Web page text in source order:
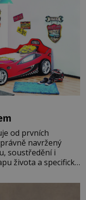
od prvních
navržený
soustředění i
života a specifické
měl působit
věk je